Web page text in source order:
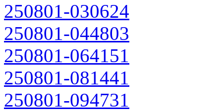
250801-030624
250801-044803
250801-064151
250801-081441
250801-094731